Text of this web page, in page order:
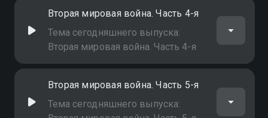
Вторая мировая война. Часть 4-я
Тема сегодняшнего выпуска:
Вторая мировая война. Часть 4-я
Вторая мировая война. Часть 5-я
Тема сегодняшнего выпуска: